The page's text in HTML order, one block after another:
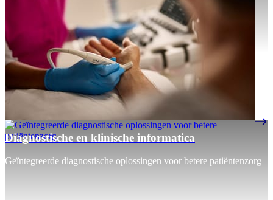
Diagnostische en klinische informatica
Geïntegreerde diagnostische oplossingen voor betere patiëntenzorg